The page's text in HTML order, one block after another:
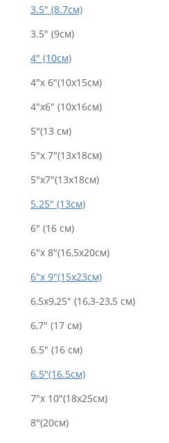
3.5" (8.7см)
3.5" (9см)
4" (10см)
4"x 6"(10x15см)
4"x6" (10х16см)
5"(13 см)
5"x 7"(13x18см)
5"x7"(13х18см)
5.25" (13см)
6" (16 см)
6"x 8"(16,5x20см)
6"x 9"(15x23см)
6,5х9,25" (16,3-23,5 см)
6,7" (17 см)
6.5" (16 см)
6.5"(16.5см)
7"x 10"(18x25см)
8"(20см)